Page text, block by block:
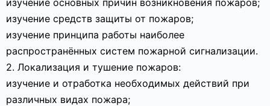
изучение основных причин возникновения пожаров;
изучение средств защиты от пожаров;
изучение принципа работы наиболее
распространённых систем пожарной сигнализации.
2. Локализация и тушение пожаров:
изучение и отработка необходимых действий при
различных видах пожара;